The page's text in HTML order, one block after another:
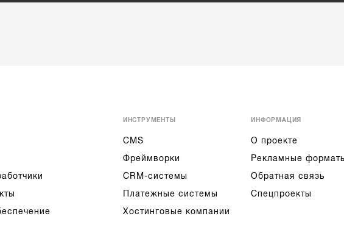
ИНСТРУМЕНТЫ
CMS
Фреймворки
CRM-системы
Платежные системы
Хостинговые компании
ИНФОРМАЦИЯ
О проекте
Рекламные
Обратная связь
Спецпроекты